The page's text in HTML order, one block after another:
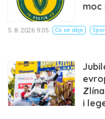
moc
5. 8. 2026 9:05 Co se děje
i